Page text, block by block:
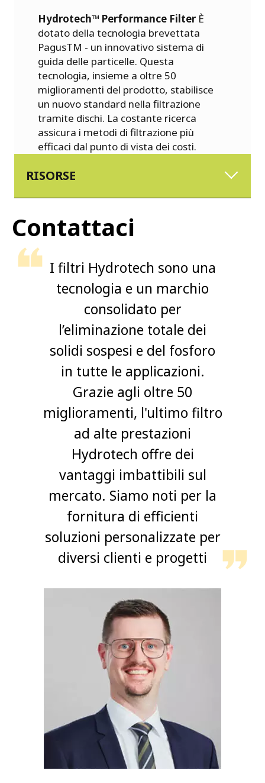
Hydrotech™ Performance Filter È
dotato della tecnologia brevettata
PagusTM - un innovativo sistema di
guida delle particelle. Questa
tecnologia, insieme a oltre 50
miglioramenti del prodotto, stabilisce
un nuovo standard nella filtrazione
tramite dischi. La costante ricerca
assicura i metodi di filtrazione più
efficaci dal punto di vista dei costi.
RISORSE
Contattaci
I filtri Hydrotech sono una
tecnologia e un marchio
consolidato per
l’eliminazione totale dei
solidi sospesi e del fosforo
in tutte le applicazioni.
Grazie agli oltre 50
miglioramenti, l'ultimo filtro
ad alte prestazioni
Hydrotech offre dei
vantaggi imbattibili sul
mercato. Siamo noti per la
fornitura di efficienti
soluzioni personalizzate per
diversi clienti e progetti